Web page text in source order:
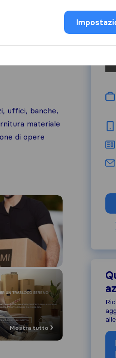
uffici, banche,
materiale
di opere
Mostra tutto